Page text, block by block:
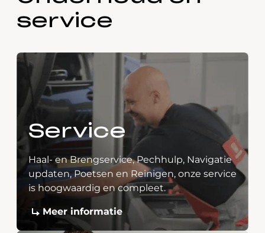
service
Service
Haal- en Brengservice, Pechhulp, Navigatie
updaten, Poetsen en Reinigen, onze service
is hoogwaardig en compleet.
Meer informatie